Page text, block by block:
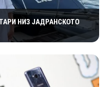
НИЗ ЈАДРАНСКОТО